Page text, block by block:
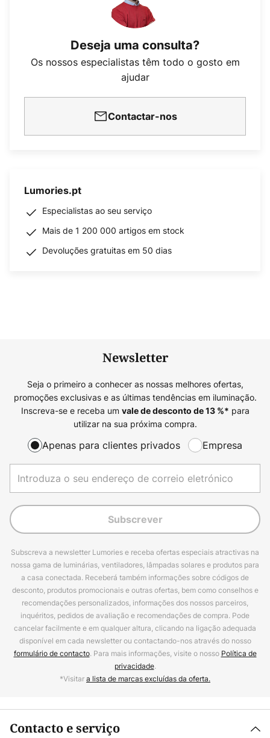
Deseja uma consulta?
Os nossos especialistas têm todo o gosto em
ajudar
Contactar-nos
Lumories.pt
Especialistas ao seu serviço
Mais de 1 200 000 artigos em stock
Devoluções gratuitas em 50 dias
Newsletter
Seja o primeiro a conhecer as nossas melhores ofertas,
promoções exclusivas e as últimas tendências em iluminação.
Inscreva-se e receba um vale de desconto de13%* para
utilizar na sua próxima compra.
Apenas para clientes privados Empresa
Subscrever
Subscreva a newsletter Lumories e receba ofertas especiais atractivas na
nossa gama de luminárias, ventiladores, lâmpadas solares e produtos para
a casa conectada. Receberá também informações sobre códigos de
desconto, produtos promocionais e outras ofertas, bem como conselhos e
recomendações personalizados, informações dos nossos parceiros,
inquéritos, pedidos de avaliação e recomendações de compra. Pode
cancelar facilmente e em qualquer altura, clicando na ligação adequada
disponível em cada newsletter ou contactando-nos através do nosso
formulário de contacto. Para mais informações, visite o nosso Política de
privacidade.
*Visitara lista de marcas excluídas da oferta.
Contacto e serviço